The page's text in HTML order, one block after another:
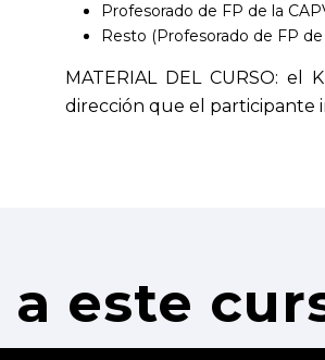
Profesorado de FP de la
Resto (Profesorado de FP
MATERIAL DEL CURSO:
dirección que el participante
este